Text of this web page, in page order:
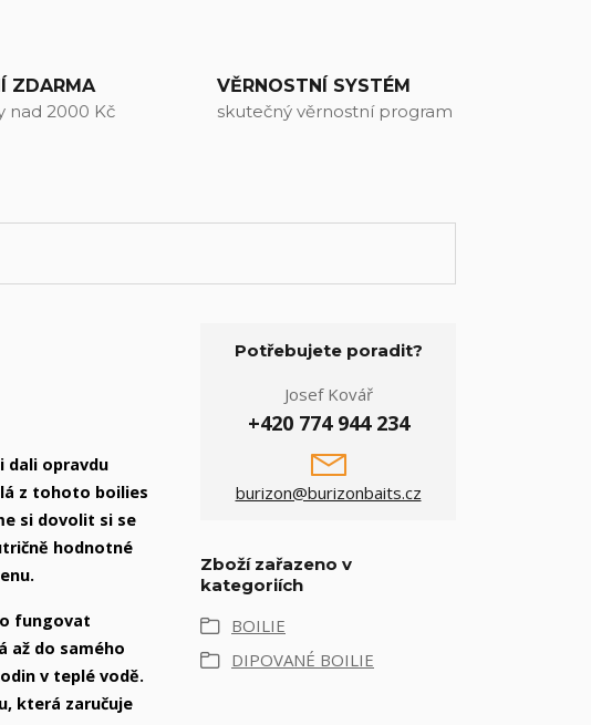
ZDARMA
nad 2000 Kč
VĚRNOSTNÍ SYSTÉM
skutečný věrnostní program
dali opravdu
z tohoto boilies
si dovolit si se
hodnotné
fungovat
až do samého
v teplé vodě.
která zaručuje
Potřebujete poradit?
Josef Kovář
+420 774 944 234
burizon@burizonbaits.cz
Zboží zařazeno v
kategoriích
BOILIE
DIPOVANÉ BOILIE